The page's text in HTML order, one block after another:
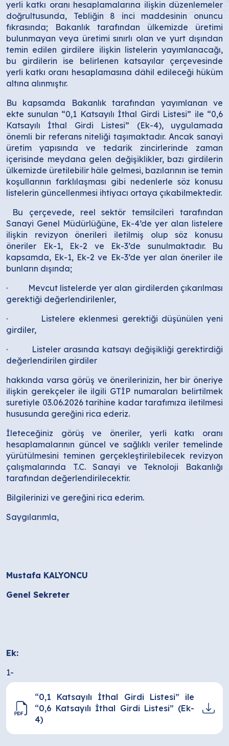
yerli katkı oranı hesaplamalarına ilişkin düzenlemeler
doğrultusunda, Tebliğin 8 inci maddesinin onuncu
fıkrasında; Bakanlık tarafından ülkemizde üretimi
bulunmayan veya üretimi sınırlı olan ve yurt dışından
temin edilen girdilere ilişkin listelerin yayımlanacağı,
bu girdilerin ise belirlenen katsayılar çerçevesinde
yerli katkı oranı hesaplamasına dâhil edileceği hüküm
altına alınmıştır.
Bu kapsamda Bakanlık tarafından yayımlanan ve
ekte sunulan “0,1 Katsayılı İthal Girdi Listesi” ile “0,6
Katsayılı İthal Girdi Listesi” (Ek-4), uygulamada
önemli bir referans niteliği taşımaktadır. Ancak sanayi
üretim yapısında ve tedarik zincirlerinde zaman
içerisinde meydana gelen değişiklikler, bazı girdilerin
ülkemizde üretilebilir hâle gelmesi, bazılarının ise temin
koşullarının farklılaşması gibi nedenlerle söz konusu
listelerin güncellenmesi ihtiyacı ortaya çıkabilmektedir.
Bu çerçevede, reel sektör temsilcileri tarafından
Sanayi Genel Müdürlüğüne, Ek-4’de yer alan listelere
ilişkin revizyon önerileri iletilmiş olup söz konusu
öneriler Ek-1, Ek-2 ve Ek-3’de sunulmaktadır. Bu
kapsamda, Ek-1, Ek-2 ve Ek-3’de yer alan öneriler ile
bunların dışında;
· Mevcut listelerde yer alan girdilerden çıkarılması
gerektiği değerlendirilenler,
· Listelere eklenmesi gerektiği düşünülen yeni
girdiler,
· Listeler arasında katsayı değişikliği gerektirdiği
değerlendirilen girdiler
hakkında varsa görüş ve önerilerinizin, her bir öneriye
ilişkin gerekçeler ile ilgili GTİP numaraları belirtilmek
suretiyle 03.06.2026 tarihine kadar tarafımıza iletilmesi
hususunda gereğini rica ederiz.
İleteceğiniz görüş ve öneriler, yerli katkı oranı
hesaplamalarının güncel ve sağlıklı veriler temelinde
yürütülmesini teminen gerçekleştirilebilecek revizyon
çalışmalarında T.C. Sanayi ve Teknoloji Bakanlığı
tarafından değerlendirilecektir.
Bilgilerinizi ve gereğini rica ederim.
Saygılarımla,
Mustafa KALYONCU
Genel Sekreter
Ek:
1-
“0,1 Katsayılı İthal Girdi Listesi” ile
“0,6 Katsayılı İthal Girdi Listesi” (Ek-
4)